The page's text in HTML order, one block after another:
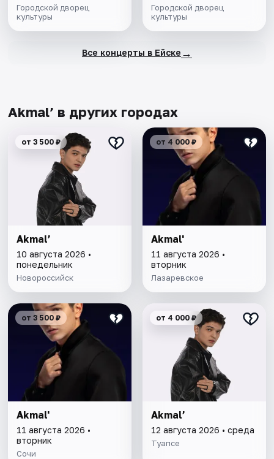
Городской дворец
культуры
Городской дворец
культуры
Все концерты в Ейске →
Akmal’ в других городах
от 3 500 ₽
Akmal’
10 августа 2026 •
понедельник
Новороссийск
от 4 000 ₽
Akmal'
11 августа 2026 •
вторник
Лазаревское
от 3 500 ₽
Akmal'
11 августа 2026 •
вторник
Сочи
от 4 000 ₽
Akmal’
12 августа 2026 • среда
Туапсе